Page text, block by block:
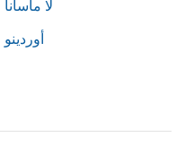
لا ماسانا
أوردينو